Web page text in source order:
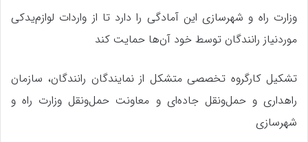
وزارت راه و شهرسازی این آمادگی را دارد تا از واردات لوازم‌یدکی
موردنیاز رانندگان توسط خود آن‌ها حمایت کند
تشکیل کارگروه تخصصی متشکل از نمایندگان رانندگان، سازمان
راهداری و حمل‌ونقل جاده‌ای و معاونت حمل‌ونقل وزارت راه و
شهرسازی